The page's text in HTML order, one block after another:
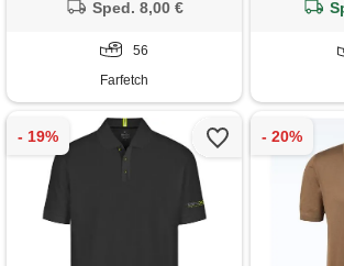
Sped. 8,00 €
56
Farfetch